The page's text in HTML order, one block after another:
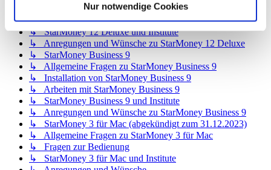
Nur notwendige Cookies
↳ Installation von StarMoney 12 Deluxe
↳ Bedienung von StarMoney 12 Deluxe
↳ StarMoney 12 Deluxe und Institute
↳ Anregungen und Wünsche zu StarMoney 12 Deluxe
↳ StarMoney Business 9
↳ Allgemeine Fragen zu StarMoney Business 9
↳ Installation von StarMoney Business 9
↳ Arbeiten mit StarMoney Business 9
↳ StarMoney Business 9 und Institute
↳ Anregungen und Wünsche zu StarMoney Business 9
↳ StarMoney 3 für Mac (abgekündigt zum 31.12.2023)
↳ Allgemeine Fragen zu StarMoney 3 für Mac
↳ Fragen zur Bedienung
↳ StarMoney 3 für Mac und Institute